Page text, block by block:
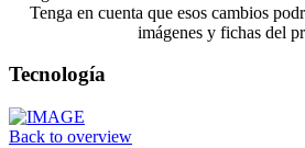
Tenga en cuenta que esos cambios
imágenes y fichas del
Tecnología
Back to overview